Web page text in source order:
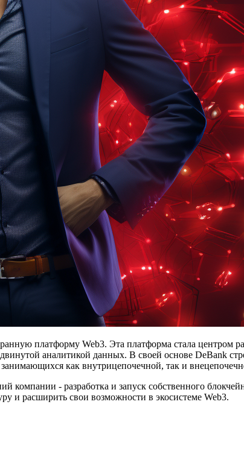
платформу Web3. Эта платформа стала центром
аналитикой данных. В своей основе DeBank
как внутрицепочечной, так и
- разработка и запуск собственного
и расширить свои возможности в экосистеме Web3.